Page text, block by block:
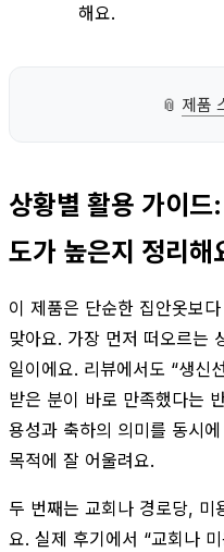
해요.
📎 제품
상황별 활용 가이
도가 높은지 정리해
이 제품은 단순한 집안옷보
맞아요. 가장 먼저 떠오르는
일이에요. 리뷰에서도 “생신
받은 분이 바로 만족했다는
용성과 축하의 의미를 동시
목적에 잘 어울려요.
두 번째는 교회나 경로당, 미
요. 실제 후기에서 “교회나